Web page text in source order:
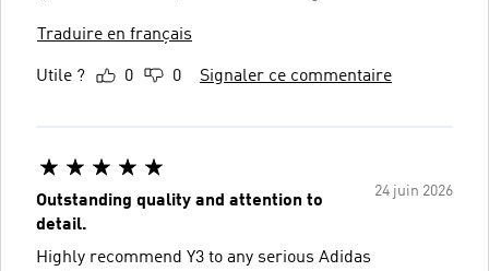
Traduire en français
Utile ? 0 0 Signaler ce commentaire
24 juin 2026
Outstanding quality and attention to
detail.
Highly recommend Y3 to any serious Adidas